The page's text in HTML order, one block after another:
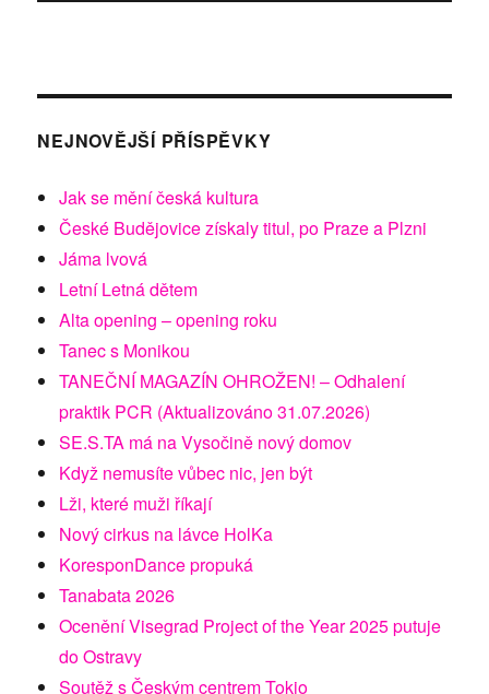
NEJNOVĚJŠÍ PŘÍSPĚVKY
Jak se mění česká kultura
České Budějovice získaly titul, po Praze a Plzni
Jáma lvová
Letní Letná dětem
Alta opening – opening roku
Tanec s Monikou
TANEČNÍ MAGAZÍN OHROŽEN! – Odhalení
praktik PCR (Aktualizováno 31.07.2026)
SE.S.TA má na Vysočině nový domov
Když nemusíte vůbec nic, jen být
Lži, které muži říkají
Nový cirkus na lávce HolKa
KoresponDance propuká
Tanabata 2026
Ocenění Visegrad Project of the Year 2025 putuje
do Ostravy
Soutěž s Českým centrem Tokio